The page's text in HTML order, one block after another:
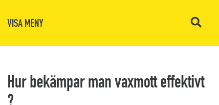
VISA MENY
Hur bekämpar man vaxmott effektivt
?